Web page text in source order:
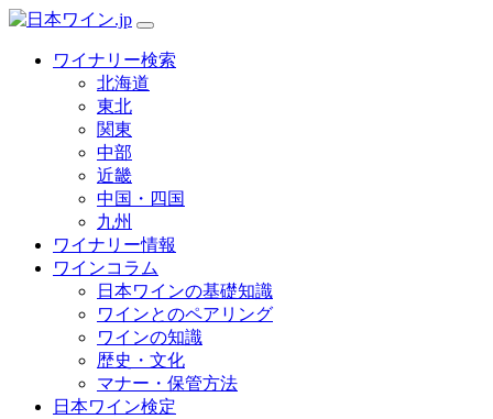
ワイナリー検索
北海道
東北
関東
中部
近畿
中国・四国
九州
ワイナリー情報
ワインコラム
日本ワインの基礎知識
ワインとのペアリング
ワインの知識
歴史・文化
マナー・保管方法
日本ワイン検定